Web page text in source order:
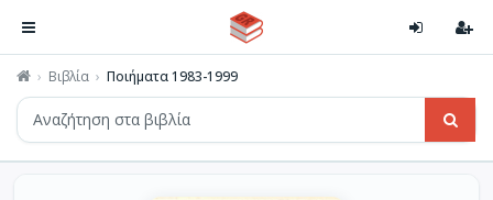
Βιβλία Ποιήματα 1983-1999